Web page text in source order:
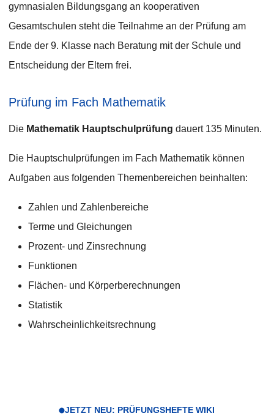
gymnasialen Bildungsgang an kooperativen
Gesamtschulen steht die Teilnahme an der Prüfung am
Ende der 9. Klasse nach Beratung mit der Schule und
Entscheidung der Eltern frei.
Prüfung im Fach Mathematik
Die Mathematik Hauptschulprüfung dauert 135 Minuten.
Die Hauptschulprüfungen im Fach Mathematik können
Aufgaben aus folgenden Themenbereichen beinhalten:
Zahlen und Zahlenbereiche
Terme und Gleichungen
Prozent- und Zinsrechnung
Funktionen
Flächen- und Körperberechnungen
Statistik
Wahrscheinlichkeitsrechnung
JETZT NEU: PRÜFUNGSHEFTE WIKI